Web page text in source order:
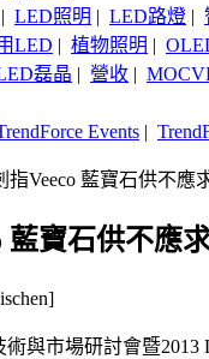
| LED照明 | LED路燈 |
LED | 植物照明 |
磊晶 | 營收 |
Events |
指Veeco 藍寶石供不應
藍寶石供不應
術與市場研討會暨